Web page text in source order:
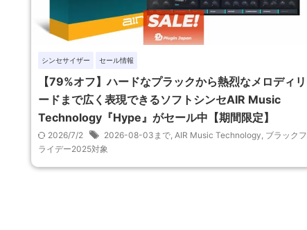
シンセサイザー セール情報
【79%オフ】ハードなプラックから熱烈なメロディリ
ードまで広く表現できるソフトシンセAIR Music
Technology『Hype』がセール中【期間限定】
2026/7/2 2026-08-03まで, AIR Music Technology, ブラックフ
ライデー2025対象